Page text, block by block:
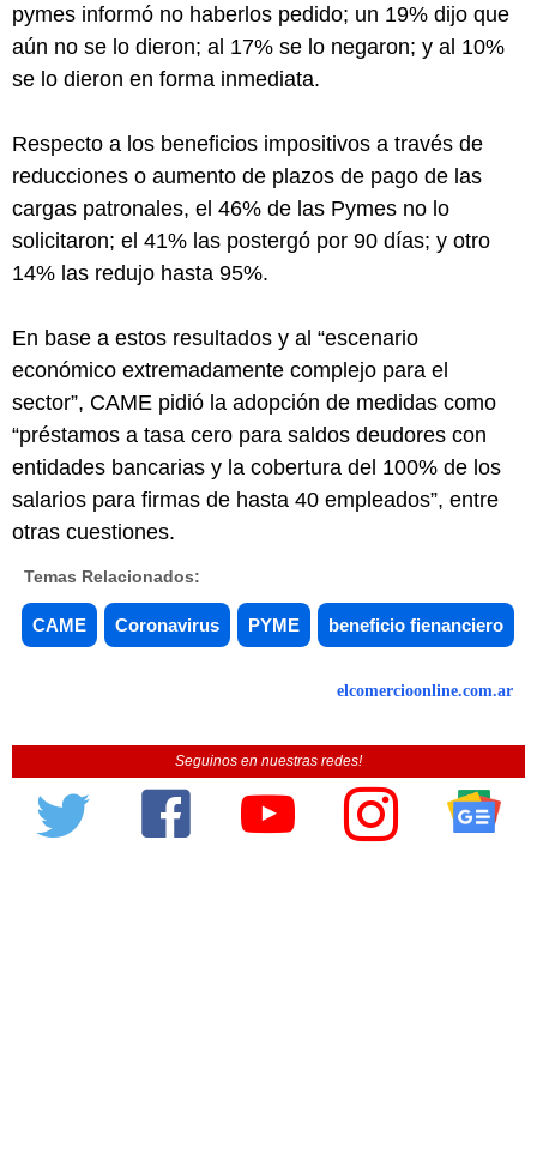
pymes informó no haberlos pedido; un 19% dijo que
aún no se lo dieron; al 17% se lo negaron; y al 10%
se lo dieron en forma inmediata.
Respecto a los beneficios impositivos a través de
reducciones o aumento de plazos de pago de las
cargas patronales, el 46% de las Pymes no lo
solicitaron; el 41% las postergó por 90 días; y otro
14% las redujo hasta 95%.
En base a estos resultados y al “escenario
económico extremadamente complejo para el
sector”, CAME pidió la adopción de medidas como
“préstamos a tasa cero para saldos deudores con
entidades bancarias y la cobertura del 100% de los
salarios para firmas de hasta 40 empleados”, entre
otras cuestiones.
Temas Relacionados:
CAME Coronavirus PYME beneficio fienanciero
elcomercioonline.com.ar
Seguinos en nuestras redes!